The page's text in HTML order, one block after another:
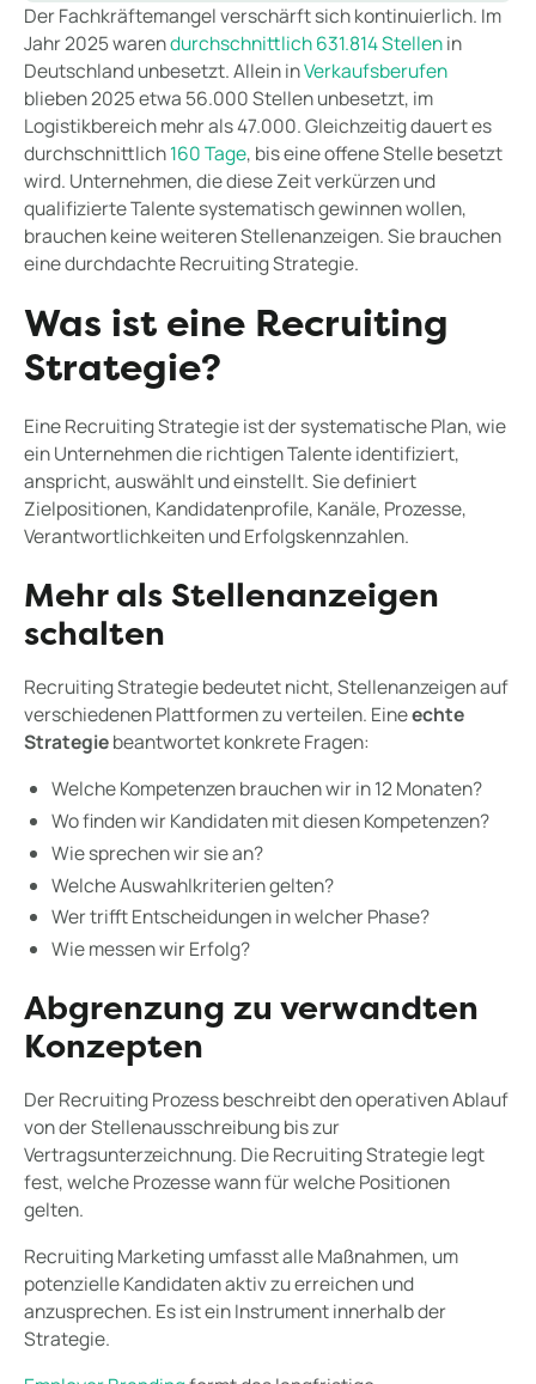
Der Fachkräftemangel verschärft sich kontinuierlich. Im
Jahr 2025 warendurchschnittlich 631.814 Stellenin
Deutschland unbesetzt. Allein inVerkaufsberufen
blieben 2025 etwa 56.000 Stellen unbesetzt, im
Logistikbereich mehr als 47.000. Gleichzeitig dauert es
durchschnittlich160 Tage, bis eine offene Stelle besetzt
wird. Unternehmen, die diese Zeit verkürzen und
qualifizierte Talente systematisch gewinnen wollen,
brauchen keine weiteren Stellenanzeigen. Sie brauchen
eine durchdachte Recruiting Strategie.
Was ist eine Recruiting
Strategie?
Eine Recruiting Strategie ist der systematische Plan, wie
ein Unternehmen die richtigen Talente identifiziert,
anspricht, auswählt und einstellt. Sie definiert
Zielpositionen, Kandidatenprofile, Kanäle, Prozesse,
Verantwortlichkeiten und Erfolgskennzahlen.
Mehr als Stellenanzeigen
schalten
Recruiting Strategie bedeutet nicht, Stellenanzeigen auf
verschiedenen Plattformen zu verteilen. Eineechte
Strategiebeantwortet konkrete Fragen:
Welche Kompetenzen brauchen wir in 12 Monaten?
Wo finden wir Kandidaten mit diesen Kompetenzen?
Wie sprechen wir sie an?
Welche Auswahlkriterien gelten?
Wer trifft Entscheidungen in welcher Phase?
Wie messen wir Erfolg?
Abgrenzung zu verwandten
Konzepten
Der Recruiting Prozess beschreibt den operativen Ablauf
von der Stellenausschreibung bis zur
Vertragsunterzeichnung. Die Recruiting Strategie legt
fest, welche Prozesse wann für welche Positionen
gelten.
Recruiting Marketing umfasst alle Maßnahmen, um
potenzielle Kandidaten aktiv zu erreichen und
anzusprechen. Es ist ein Instrument innerhalb der
Strategie.